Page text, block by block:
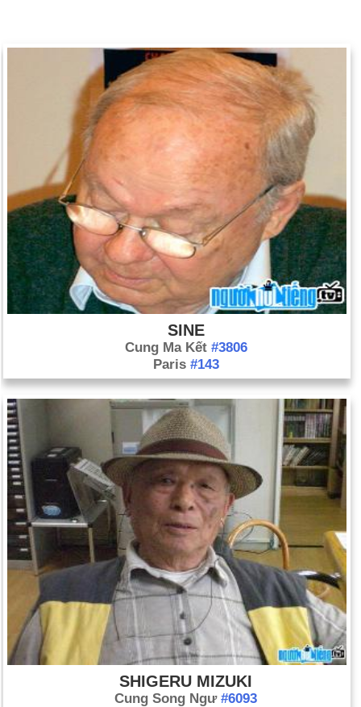
SINE
Cung Ma Kết #3806
Paris #143
SHIGERU MIZUKI
Cung Song Ngư #6093